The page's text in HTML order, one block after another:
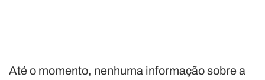
Até o momento, nenhuma informação sobre a